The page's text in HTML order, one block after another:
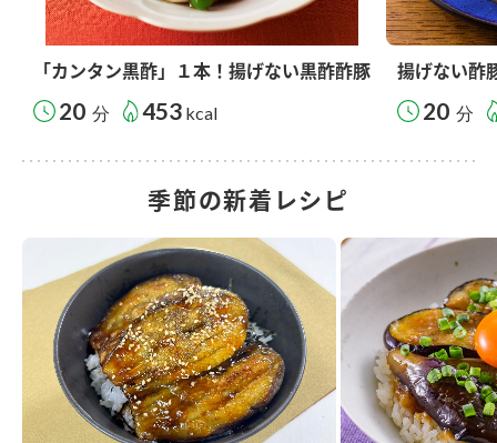
「カンタン黒酢」１本！揚げない黒酢酢豚
20 分 453 kcal
揚げない酢
20 分
季節の新着レシピ